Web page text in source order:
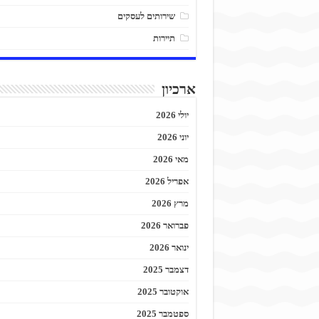
שירותים לעסקים
תיירות
ארכיון
יולי 2026
יוני 2026
מאי 2026
אפריל 2026
מרץ 2026
פברואר 2026
ינואר 2026
דצמבר 2025
אוקטובר 2025
ספטמבר 2025